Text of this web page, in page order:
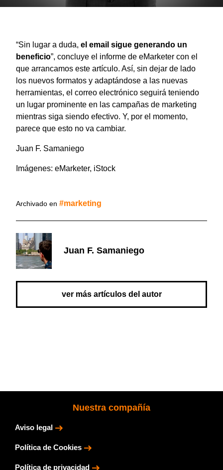
“Sin lugar a duda, el email sigue generando un
beneficio”, concluye el informe de eMarketer con el
que arrancamos este artículo. Así, sin dejar de lado
los nuevos formatos y adaptándose a las nuevas
herramientas, el correo electrónico seguirá teniendo
un lugar prominente en las campañas de marketing
mientras siga siendo efectivo. Y, por el momento,
parece que esto no va cambiar.
Juan F. Samaniego
Imágenes: eMarketer, iStock
Archivado en marketing
Juan F. Samaniego
ver más artículos del autor
Nuestra compañía
Aviso legal
Política de Cookies
Política de privacidad